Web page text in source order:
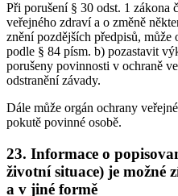
Při porušení § 30 odst. 1 zákona
veřejného zdraví a o změně
znění pozdějších předpisů,
podle § 84 písm. b) pozastavit
porušeny povinnosti v ochraně
odstranění závady.
Dále může orgán ochrany
pokutě povinné osobě.
23. Informace o
životní situace) je možné
a v jiné formě